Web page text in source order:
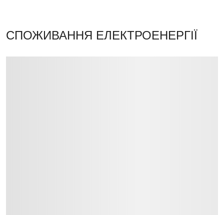
СПОЖИВАННЯ ЕЛЕКТРОЕНЕРГІЇ